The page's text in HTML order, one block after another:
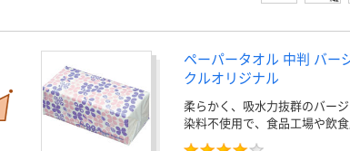
ペーパータオル 中判 バー
クルオリジナル
柔らかく、吸水力抜群のバー
染料不使用で、食品工場や飲